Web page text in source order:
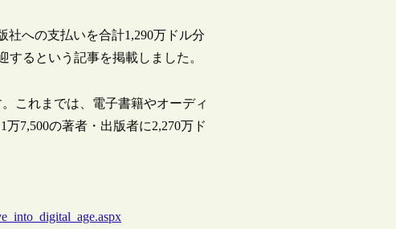
への支払いを合計1,290万ドル分
るという記事を掲載しました。
これまでは、電子書籍やオーディ
7,500の著者・出版者に2,270万ド